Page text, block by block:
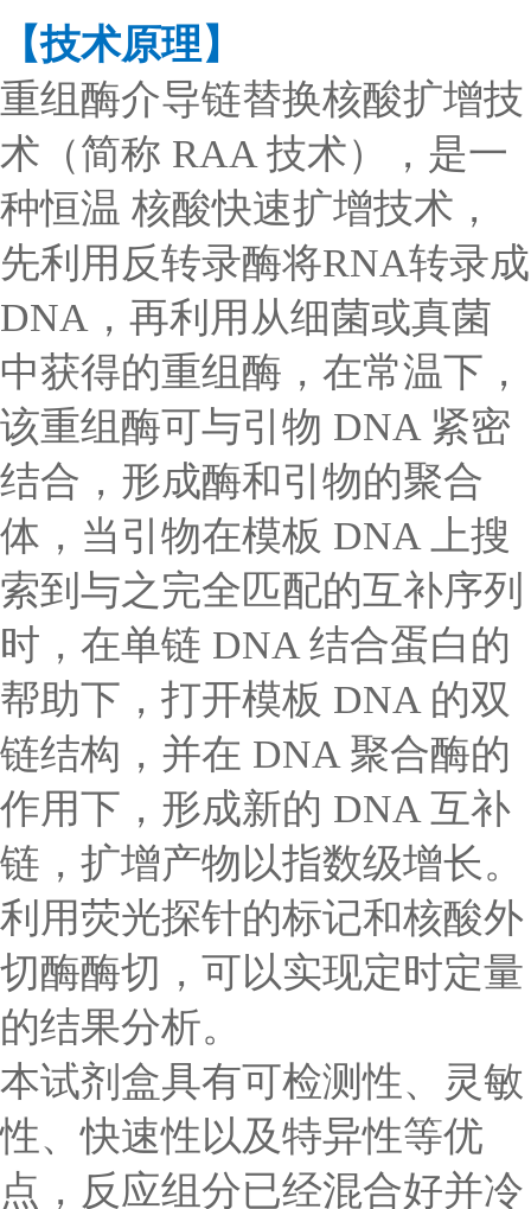
【技术原理】
重组酶介导链替换核酸扩增技
术（简称 RAA 技术），是一
种恒温 核酸快速扩增技术，
先利用反转录酶将RNA转录成
DNA，再利用从细菌或真菌
中获得的重组酶，在常温下，
该重组酶可与引物 DNA 紧密
结合，形成酶和引物的聚合
体，当引物在模板 DNA 上搜
索到与之完全匹配的互补序列
时，在单链 DNA 结合蛋白的
帮助下，打开模板 DNA 的双
链结构，并在 DNA 聚合酶的
作用下，形成新的 DNA 互补
链，扩增产物以指数级增长。
利用荧光探针的标记和核酸外
切酶酶切，可以实现定时定量
的结果分析。
本试剂盒具有可检测性、灵敏
性、快速性以及特异性等优
点，反应组分已经混合好并冷